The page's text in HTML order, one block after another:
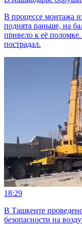
В процессе монтажа
поднята раньше, на
привело к её
пострадал.
18:29
В Ташкенте
безопасности на